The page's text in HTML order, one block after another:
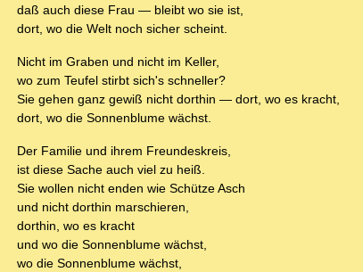
daß auch diese Frau — bleibt wo sie ist,
dort, wo die Welt noch sicher scheint.
Nicht im Graben und nicht im Keller,
wo zum Teufel stirbt sich's schneller?
Sie gehen ganz gewiß nicht dorthin — dort, wo es kracht,
dort, wo die Sonnenblume wächst.
Der Familie und ihrem Freundeskreis,
ist diese Sache auch viel zu heiß.
Sie wollen nicht enden wie Schütze Asch
und nicht dorthin marschieren,
dorthin, wo es kracht
und wo die Sonnenblume wächst,
wo die Sonnenblume wächst,